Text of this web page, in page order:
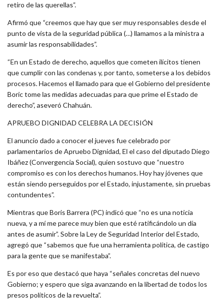
retiro de las querellas”.
Afirmó que “creemos que hay que ser muy responsables desde el
punto de vista de la seguridad pública (…) llamamos a la ministra a
asumir las responsabilidades”.
“En un Estado de derecho, aquellos que cometen ilícitos tienen
que cumplir con las condenas y, por tanto, someterse a los debidos
procesos. Hacemos el llamado para que el Gobierno del presidente
Boric tome las medidas adecuadas para que prime el Estado de
derecho”, aseveró Chahuán.
APRUEBO DIGNIDAD CELEBRA LA DECISIÓN
El anuncio dado a conocer el jueves fue celebrado por
parlamentarios de Apruebo Dignidad, El el caso del diputado Diego
Ibáñez (Convergencia Social), quien sostuvo que “nuestro
compromiso es con los derechos humanos. Hoy hay jóvenes que
están siendo perseguidos por el Estado, injustamente, sin pruebas
contundentes”.
Mientras que Boris Barrera (PC) indicó que “no es una noticia
nueva, y a mí me parece muy bien que esté ratificándolo un día
antes de asumir”. Sobre la Ley de Seguridad Interior del Estado,
agregó que “sabemos que fue una herramienta política, de castigo
para la gente que se manifestaba”.
Es por eso que destacó que haya “señales concretas del nuevo
Gobierno; y espero que siga avanzando en la libertad de todos los
presos políticos de la revuelta”.